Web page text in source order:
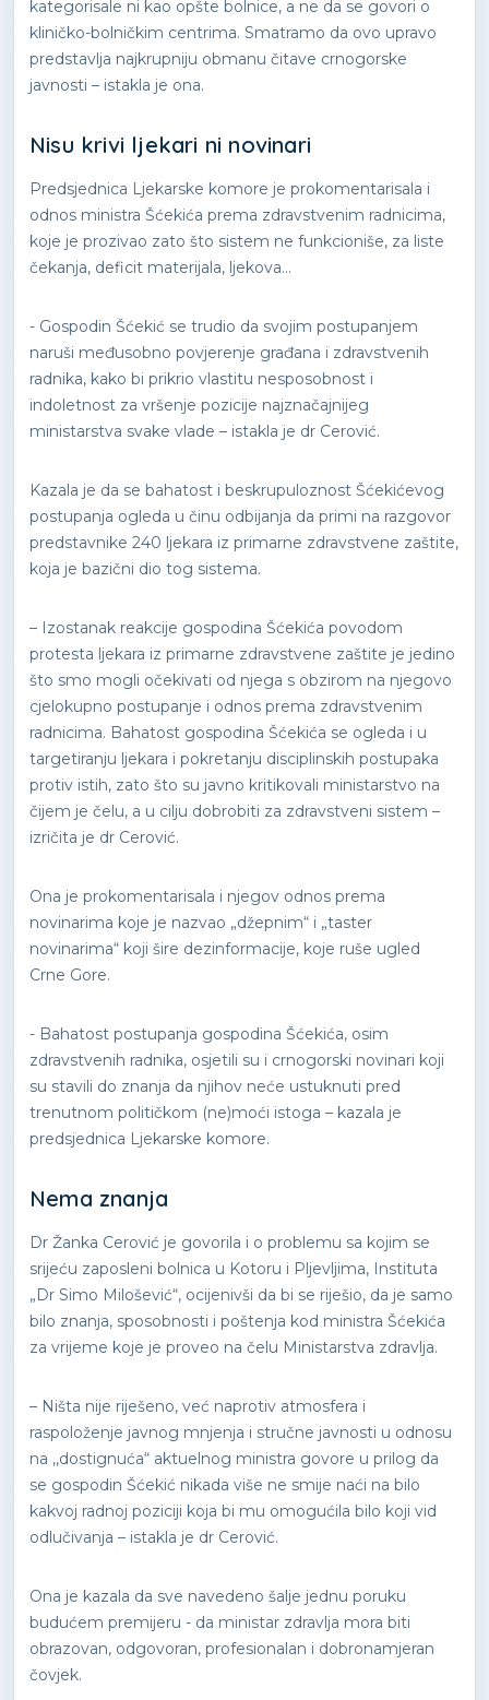
kategorisale ni kao opšte bolnice, a ne da se govori o
kliničko-bolničkim centrima. Smatramo da ovo upravo
predstavlja najkrupniju obmanu čitave crnogorske
javnosti – istakla je ona.
Nisu krivi ljekari ni novinari
Predsjednica Ljekarske komore je prokomentarisala i
odnos ministra Šćekića prema zdravstvenim radnicima,
koje je prozivao zato što sistem ne funkcioniše, za liste
čekanja, deficit materijala, ljekova...
- Gospodin Šćekić se trudio da svojim postupanjem
naruši međusobno povjerenje građana i zdravstvenih
radnika, kako bi prikrio vlastitu nesposobnost i
indoletnost za vršenje pozicije najznačajnijeg
ministarstva svake vlade – istakla je dr Cerović.
Kazala je da se bahatost i beskrupuloznost Šćekićevog
postupanja ogleda u činu odbijanja da primi na razgovor
predstavnike 240 ljekara iz primarne zdravstvene zaštite,
koja je bazični dio tog sistema.
– Izostanak reakcije gospodina Šćekića povodom
protesta ljekara iz primarne zdravstvene zaštite je jedino
što smo mogli očekivati od njega s obzirom na njegovo
cjelokupno postupanje i odnos prema zdravstvenim
radnicima. Bahatost gospodina Šćekića se ogleda i u
targetiranju ljekara i pokretanju disciplinskih postupaka
protiv istih, zato što su javno kritikovali ministarstvo na
čijem je čelu, a u cilju dobrobiti za zdravstveni sistem –
izričita je dr Cerović.
Ona je prokomentarisala i njegov odnos prema
novinarima koje je nazvao „džepnim“ i „taster
novinarima“ koji šire dezinformacije, koje ruše ugled
Crne Gore.
- Bahatost postupanja gospodina Šćekića, osim
zdravstvenih radnika, osjetili su i crnogorski novinari koji
su stavili do znanja da njihov neće ustuknuti pred
trenutnom političkom (ne)moći istoga – kazala je
predsjednica Ljekarske komore.
Nema znanja
Dr Žanka Cerović je govorila i o problemu sa kojim se
srijeću zaposleni bolnica u Kotoru i Pljevljima, Instituta
„Dr Simo Milošević“, ocijenivši da bi se riješio, da je samo
bilo znanja, sposobnosti i poštenja kod ministra Šćekića
za vrijeme koje je proveo na čelu Ministarstva zdravlja.
– Ništa nije riješeno, već naprotiv atmosfera i
raspoloženje javnog mnjenja i stručne javnosti u odnosu
na ,,dostignuća“ aktuelnog ministra govore u prilog da
se gospodin Šćekić nikada više ne smije naći na bilo
kakvoj radnoj poziciji koja bi mu omogućila bilo koji vid
odlučivanja – istakla je dr Cerović.
Ona je kazala da sve navedeno šalje jednu poruku
budućem premijeru - da ministar zdravlja mora biti
obrazovan, odgovoran, profesionalan i dobronamjeran
čovjek.